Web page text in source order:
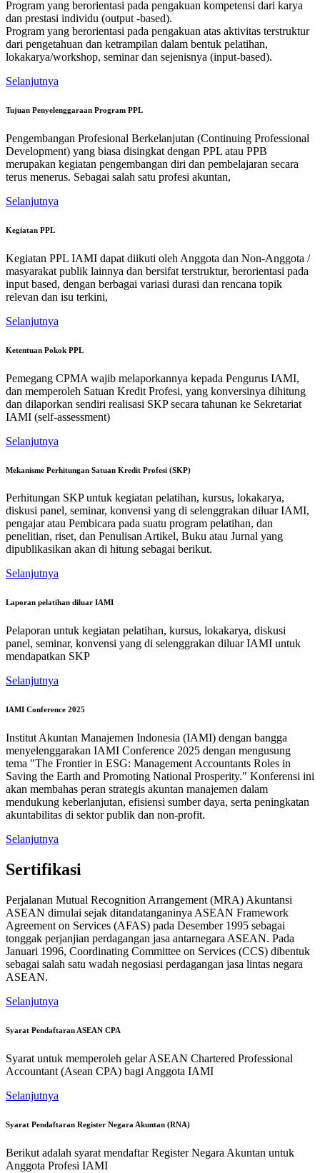
Program yang berorientasi pada pengakuan kompetensi dari karya
dan prestasi individu (output -based).
Program yang berorientasi pada pengakuan atas aktivitas terstruktur
dari pengetahuan dan ketrampilan dalam bentuk pelatihan,
lokakarya/workshop, seminar dan sejenisnya (input-based).
Selanjutnya
Tujuan Penyelenggaraan Program PPL
Pengembangan Profesional Berkelanjutan (Continuing Professional
Development) yang biasa disingkat dengan PPL atau PPB
merupakan kegiatan pengembangan diri dan pembelajaran secara
terus menerus. Sebagai salah satu profesi akuntan,
Selanjutnya
Kegiatan PPL
Kegiatan PPL IAMI dapat diikuti oleh Anggota dan Non-Anggota /
masyarakat publik lainnya dan bersifat terstruktur, berorientasi pada
input based, dengan berbagai variasi durasi dan rencana topik
relevan dan isu terkini,
Selanjutnya
Ketentuan Pokok PPL
Pemegang CPMA wajib melaporkannya kepada Pengurus IAMI,
dan memperoleh Satuan Kredit Profesi, yang konversinya dihitung
dan dilaporkan sendiri realisasi SKP secara tahunan ke Sekretariat
IAMI (self-assessment)
Selanjutnya
Mekanisme Perhitungan Satuan Kredit Profesi (SKP)
Perhitungan SKP untuk kegiatan pelatihan, kursus, lokakarya,
diskusi panel, seminar, konvensi yang di selenggrakan diluar IAMI,
pengajar atau Pembicara pada suatu program pelatihan, dan
penelitian, riset, dan Penulisan Artikel, Buku atau Jurnal yang
dipublikasikan akan di hitung sebagai berikut.
Selanjutnya
Laporan pelatihan diluar IAMI
Pelaporan untuk kegiatan pelatihan, kursus, lokakarya, diskusi
panel, seminar, konvensi yang di selenggrakan diluar IAMI untuk
mendapatkan SKP
Selanjutnya
IAMI Conference 2025
Institut Akuntan Manajemen Indonesia (IAMI) dengan bangga
menyelenggarakan IAMI Conference 2025 dengan mengusung
tema "The Frontier in ESG: Management Accountants Roles in
Saving the Earth and Promoting National Prosperity." Konferensi ini
akan membahas peran strategis akuntan manajemen dalam
mendukung keberlanjutan, efisiensi sumber daya, serta peningkatan
akuntabilitas di sektor publik dan non-profit.
Selanjutnya
Sertifikasi
Perjalanan Mutual Recognition Arrangement (MRA) Akuntansi
ASEAN dimulai sejak ditandatanganinya ASEAN Framework
Agreement on Services (AFAS) pada Desember 1995 sebagai
tonggak perjanjian perdagangan jasa antarnegara ASEAN. Pada
Januari 1996, Coordinating Committee on Services (CCS) dibentuk
sebagai salah satu wadah negosiasi perdagangan jasa lintas negara
ASEAN.
Selanjutnya
Syarat Pendaftaran ASEAN CPA
Syarat untuk memperoleh gelar ASEAN Chartered Professional
Accountant (Asean CPA) bagi Anggota IAMI
Selanjutnya
Syarat Pendaftaran Register Negara Akuntan (RNA)
Berikut adalah syarat mendaftar Register Negara Akuntan untuk
Anggota Profesi IAMI